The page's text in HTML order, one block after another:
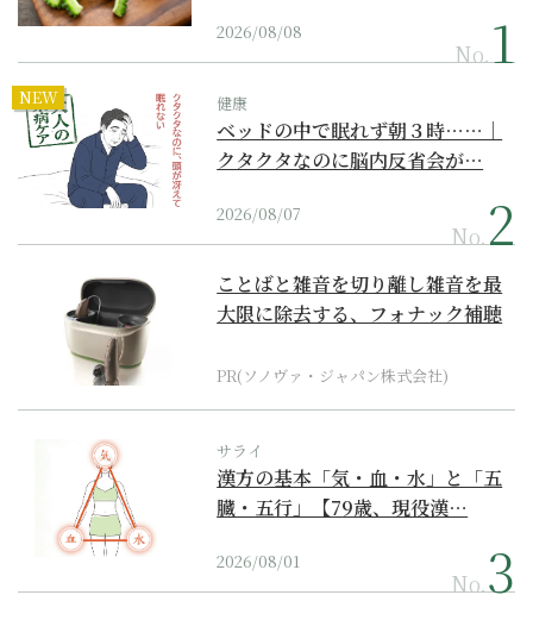
2026/08/08
No.
NEW 健康
ベッドの中で眠れず朝３時……｜
クタクタなのに脳内反省会が…
2026/08/07
No.
ことばと雑音を切り離し雑音を最
大限に除去する、フォナック補聴
PR(ソノヴァ・ジャパン株式会社)
サライ
漢方の基本「気・血・水」と「五
臓・五行」【79歳、現役漢…
2026/08/01
No.